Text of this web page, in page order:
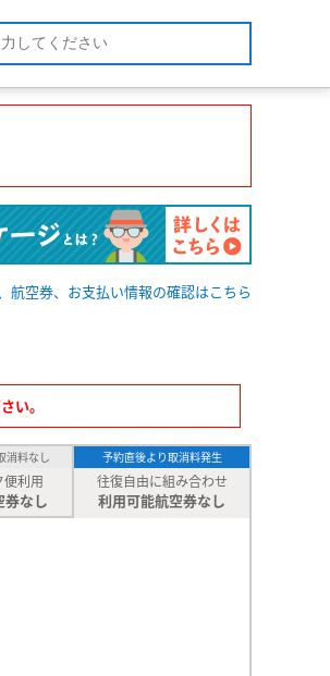
航空券、お支払い情報の確認はこちら
い。
消料なし
便利用
券なし
予約直後より取消料発生
往復自由に組み合わせ
利用可能航空券なし